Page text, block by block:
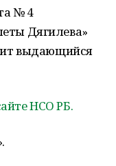
№ 4
Дягилева»
выдающийся
НСО РБ.